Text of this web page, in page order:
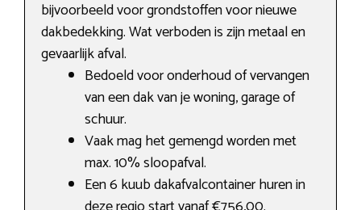
bijvoorbeeld voor grondstoffen voor nieuwe
dakbedekking. Wat verboden is zijn metaal en
gevaarlijk afval.
Bedoeld voor onderhoud of vervangen
van een dak van je woning, garage of
schuur.
Vaak mag het gemengd worden met
max. 10% sloopafval.
Een 6 kuub dakafvalcontainer huren in